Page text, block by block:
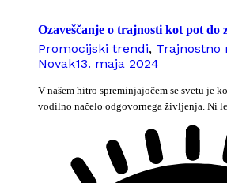
Ozaveščanje o trajnosti kot pot do
Promocijski trendi, Trajnostno
Novak13. maja 2024
V našem hitro spreminjajočem se svetu je
vodilno načelo odgovornega življenja. Ni